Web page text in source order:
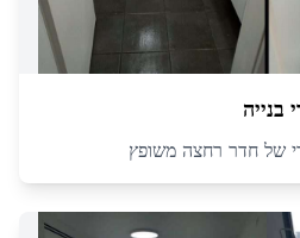
של חדר רחצה משופץ